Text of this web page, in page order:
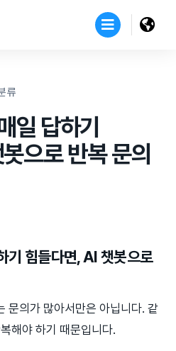
류
일 답하기
으로 반복 문의
기 힘들다면, AI 챗봇으로
문의가 많아서만은 아닙니다. 같
해야 하기 때문입니다.